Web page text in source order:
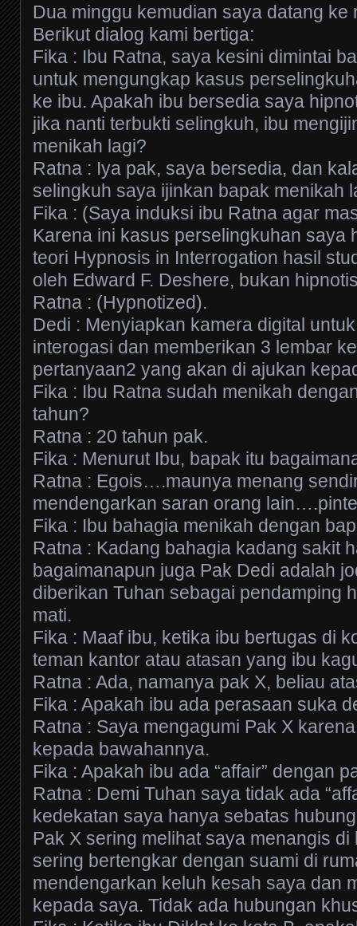
Dua minggu kemudian saya datang ke
Berikut dialog kami bertiga:
Fika : Ibu Ratna, saya kesini dimintai
untuk mengungkap kasus
ke ibu. Apakah ibu bersedia saya
jika nanti terbukti selingkuh, ibu
menikah lagi?
Ratna : Iya pak, saya bersedia, dan
selingkuh saya ijinkan bapak menikah
Fika : (Saya induksi ibu Ratna agar
Karena ini kasus perselingkuhan saya
teori Hypnosis in Interrogation hasil
oleh Edward F. Deshere, bukan
Ratna : (Hypnotized).
Dedi : Menyiapkan kamera digital
interogasi dan memberikan 3 lembar
pertanyaan2 yang akan di ajukan
Fika : Ibu Ratna sudah menikah
tahun?
Ratna : 20 tahun pak.
Fika : Menurut Ibu, bapak itu
Ratna : Egois….maunya menang
mendengarkan saran orang
Fika : Ibu bahagia menikah dengan
Ratna : Kadang bahagia kadang sakit
bagaimanapun juga Pak Dedi adalah
diberikan Tuhan sebagai pendamping
mati.
Fika : Maaf ibu, ketika ibu bertugas di
teman kantor atau atasan yang ibu
Ratna : Ada, namanya pak X, beliau
Fika : Apakah ibu ada perasaan suka
Ratna : Saya mengagumi Pak X
kepada bawahannya.
Fika : Apakah ibu ada “affair” dengan
Ratna : Demi Tuhan saya tidak ada
kedekatan saya hanya sebatas
Pak X sering melihat saya menangis
sering bertengkar dengan suami di
mendengarkan keluh kesah saya dan
kepada saya. Tidak ada hubungan